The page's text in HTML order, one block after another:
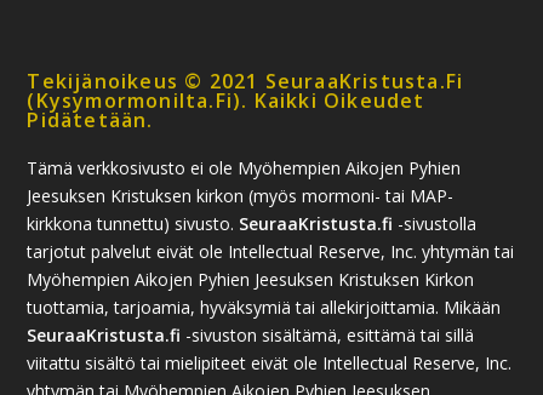
Tekijänoikeus © 2021 SeuraaKristusta.fi
(kysymormonilta.fi). Kaikki Oikeudet
Pidätetään.
Tämä verkkosivusto ei ole Myöhempien Aikojen Pyhien
Jeesuksen Kristuksen kirkon (myös mormoni- tai MAP-
kirkkona tunnettu) sivusto. SeuraaKristusta.fi -sivustolla
tarjotut palvelut eivät ole Intellectual Reserve, Inc. yhtymän tai
Myöhempien Aikojen Pyhien Jeesuksen Kristuksen Kirkon
tuottamia, tarjoamia, hyväksymiä tai allekirjoittamia. Mikään
SeuraaKristusta.fi -sivuston sisältämä, esittämä tai sillä
viitattu sisältö tai mielipiteet eivät ole Intellectual Reserve, Inc.